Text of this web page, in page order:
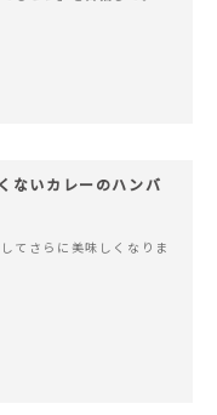
ないカレーのハンバ
てさらに美味しくなりま